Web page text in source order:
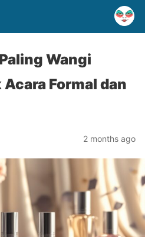
Wangi
Formal dan
2 months ago